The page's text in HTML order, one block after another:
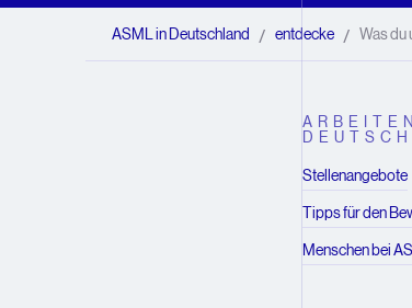
ASML in Deutschland entdecke
/ Was du
/
Stellenangebote
Tipps für den
Menschen bei